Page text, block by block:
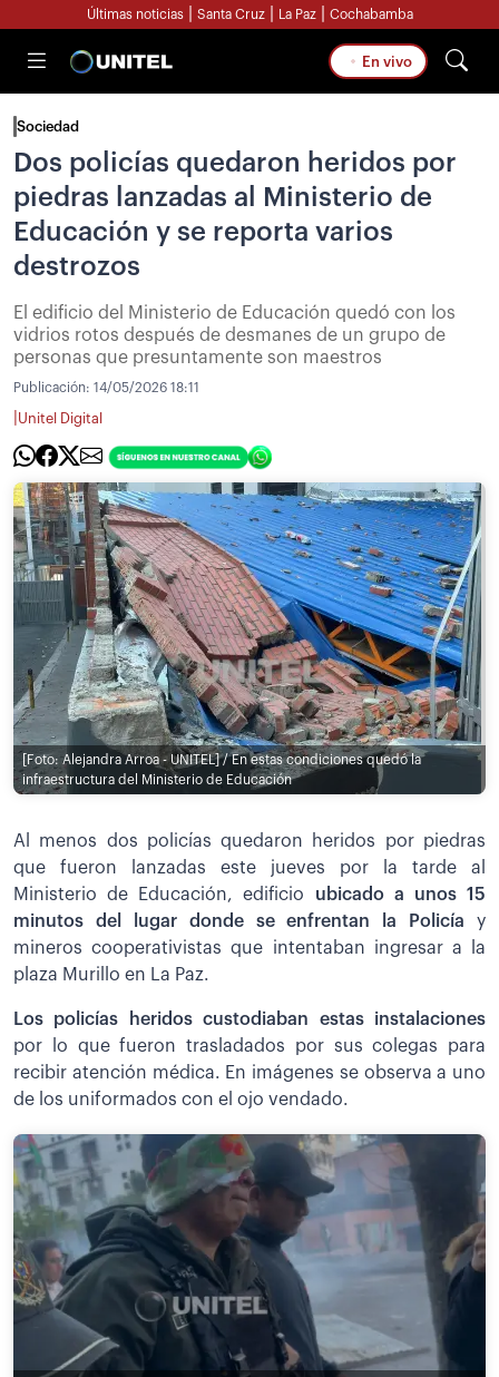
Últimas noticias Santa Cruz La Paz Cochabamba
En vivo
Sociedad
Dos policías quedaron heridos por
piedras lanzadas al Ministerio de
Educación y se reporta varios
destrozos
El edificio del Ministerio de Educación quedó con los
vidrios rotos después de desmanes de un grupo de
personas que presuntamente son maestros
Publicación: 14/05/2026 18:11
Unitel Digital
[Foto: Alejandra Arroa - UNITEL] / En estas condiciones quedó la
infraestructura del Ministerio de Educación
Al menos dos policías quedaron heridos por piedras
que fueron lanzadas este jueves por la tarde al
Ministerio de Educación, edificio ubicado a unos 15
minutos del lugar donde se enfrentan la Policía y
mineros cooperativistas que intentaban ingresar a la
plaza Murillo en La Paz.
Los policías heridos custodiaban estas instalaciones
por lo que fueron trasladados por sus colegas para
recibir atención médica. En imágenes se observa a uno
de los uniformados con el ojo vendado.